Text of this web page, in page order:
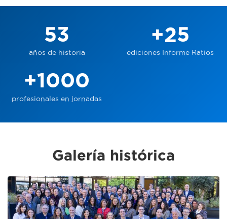
53
años de historia
+25
ediciones Informe Ratios
+1000
profesionales en jornadas
Galería histórica